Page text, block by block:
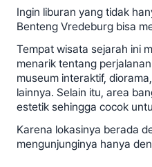
Ingin liburan yang tidak
Benteng Vredeburg bisa
Tempat wisata sejarah ini
menarik tentang
museum interaktif,
lainnya. Selain itu, area
estetik sehingga cocok
Karena lokasinya berada
mengunjunginya hanya